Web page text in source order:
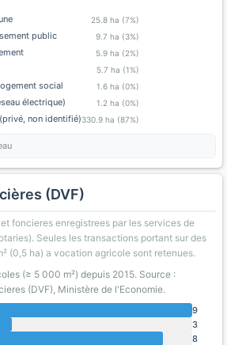
25.8 ha (7%)
public 9.7 ha (3%)
5.9 ha (2%)
5.7 ha (1%)
social 1.6 ha (0%)
électrique) 1.2 ha (0%)
non identifié)330.9 ha (87%)
(DVF)
foncieres enregistrees par les services de
Seules les transactions portant sur des
(0,5 ha) a vocation agricole sont retenues.
(≥ 5 000 m²) depuis 2015. Source :
(DVF), Ministère de l'Economie.
9
3
8